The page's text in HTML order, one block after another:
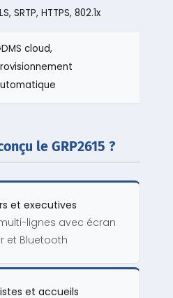
SRTP, HTTPS, 802.1x
cloud,
le GRP2615 ?
et executives
lignes avec écran
et Bluetooth
et accueils